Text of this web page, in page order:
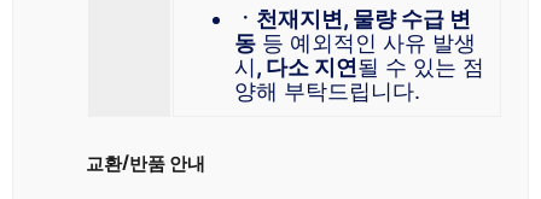
ㆍ천재지변, 물량 수급 변
동 등 예외적인 사유 발생
시, 다소 지연될 수 있는 점
양해 부탁드립니다.
교환/반품 안내